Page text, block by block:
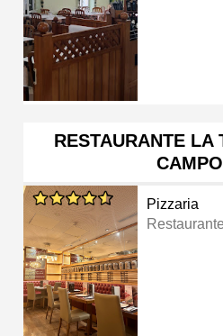
RESTAURANTE LA
Pizzaria